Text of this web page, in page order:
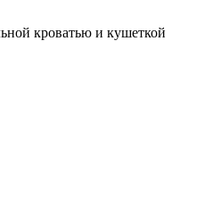
кроватью и кушеткой